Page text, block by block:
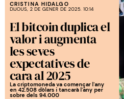
CRISTINA HIDALGO
DIJOUS, 2 DE GENER DE 2025. 10:14
El bitcoin duplica el
valor i augmenta
les seves
expectatives de
cara al 2025
La criptomoneda va començar l'any
en 42.508 dòlars i tancarà l'any per
sobre dels 94.000